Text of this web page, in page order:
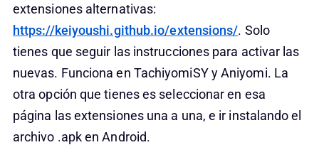
extensiones alternativas:
https://keiyoushi.github.io/extensions/. Solo
tienes que seguir las instrucciones para activar las
nuevas. Funciona en TachiyomiSY y Aniyomi. La
otra opción que tienes es seleccionar en esa
página las extensiones una a una, e ir instalando el
archivo .apk en Android.